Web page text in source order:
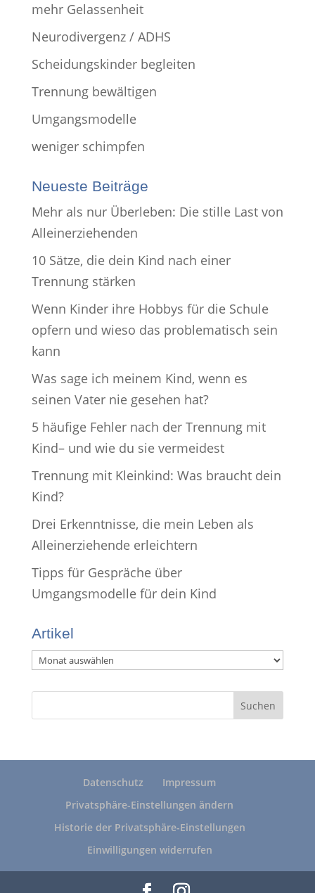
mehr Gelassenheit
Neurodivergenz / ADHS
Scheidungskinder begleiten
Trennung bewältigen
Umgangsmodelle
weniger schimpfen
Neueste Beiträge
Mehr als nur Überleben: Die stille Last von
Alleinerziehenden
10 Sätze, die dein Kind nach einer
Trennung stärken
Wenn Kinder ihre Hobbys für die Schule
opfern und wieso das problematisch sein
kann
Was sage ich meinem Kind, wenn es
seinen Vater nie gesehen hat?
5 häufige Fehler nach der Trennung mit
Kind– und wie du sie vermeidest
Trennung mit Kleinkind: Was braucht dein
Kind?
Drei Erkenntnisse, die mein Leben als
Alleinerziehende erleichtern
Tipps für Gespräche über
Umgangsmodelle für dein Kind
Artikel
Artikel
Datenschutz
Impressum
Privatsphäre-Einstellungen ändern
Historie der Privatsphäre-Einstellungen
Einwilligungen widerrufen